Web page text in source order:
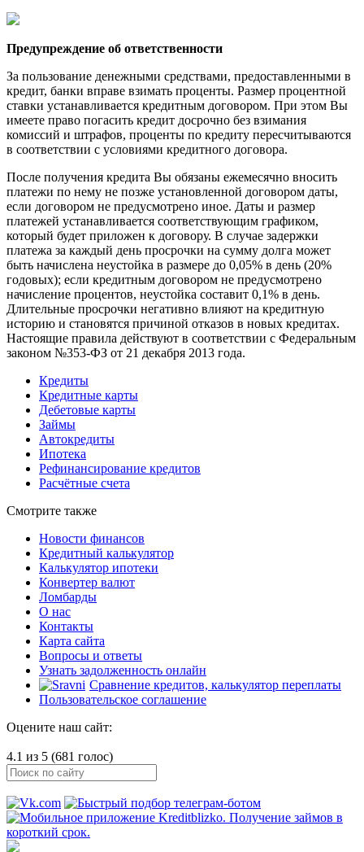
Предупреждение об ответственности
За пользование денежными средствами, предоставленными в
кредит, банки вправе взимать проценты. Размер процентной
ставки устанавливается кредитным договором. При этом Вы
имеете право погасить кредит досрочно без взимания
комиссий и штрафов, проценты по кредиту пересчитываются
в соответствии с условиями кредитного договора.
После получения кредита Вы обязаны ежемесячно вносить
платежи по нему не позже установленной договором даты,
если договором не предусмотрено иное. Даты и размер
платежей устанавливается соответствующим графиком,
который будет приложен к договору. В случае задержки
платежа за каждый день просрочки на сумму долга может
быть начислена неустойка в размере до 0,05% в день (20%
годовых); если кредитным договором не предусмотрено
начисление процентов, неустойка составит 0,1% в день.
Длительные просрочки негативно влияют на кредитную
историю и становятся причиной отказов в новых кредитах.
Настоящие правила действуют в соответствии с Федеральным
законом №353-ФЗ от 21 декабря 2013 года.
Кредиты
Кредитные карты
Дебетовые карты
Займы
Автокредиты
Ипотека
Рефинансирование кредитов
Расчётные счета
Смотрите также
Новости финансов
Кредитный калькулятор
Калькулятор ипотеки
Конвертер валют
Ломбарды
О нас
Контакты
Карта сайта
Вопросы и ответы
Узнать задолженность онлайн
Сравнение кредитов, калькулятор переплаты
Пользовательское соглашение
Оцените наш сайт:
4.1 из 5 (681 голос)